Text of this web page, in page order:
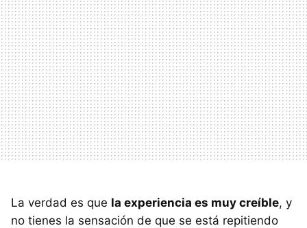
La verdad es que la experiencia es muy creíble, y
no tienes la sensación de que se está repitiendo